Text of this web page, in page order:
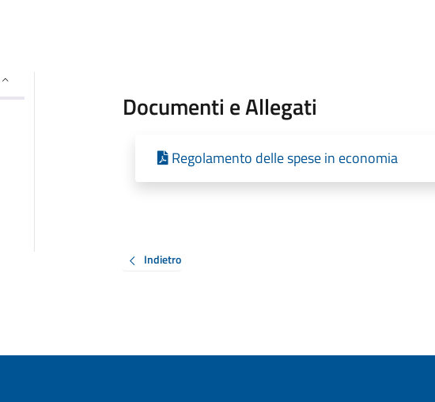
Documenti e Allegati
Regolamento delle spese in economia
Indietro